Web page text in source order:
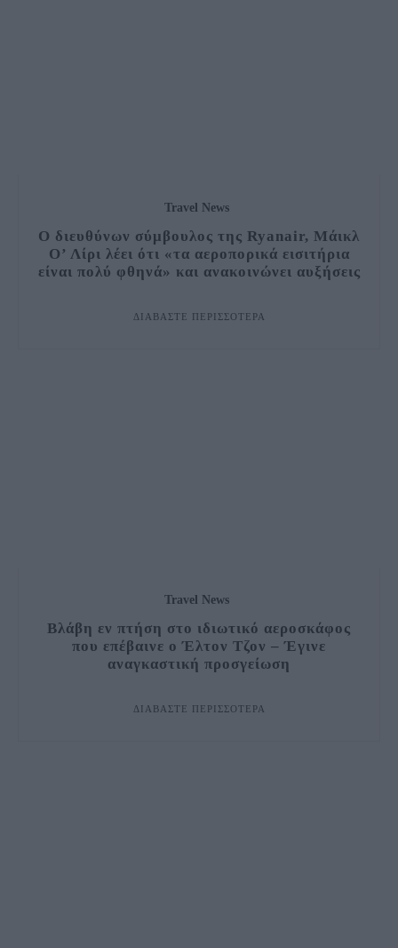
Travel News
Ο διευθύνων σύμβουλος της Ryanair, Μάικλ
Ο’ Λίρι λέει ότι «τα αεροπορικά εισιτήρια
είναι πολύ φθηνά» και ανακοινώνει αυξήσεις
ΔΙΑΒΆΣΤΕ ΠΕΡΙΣΣΌΤΕΡΑ
Travel News
Βλάβη εν πτήση στο ιδιωτικό αεροσκάφος
που επέβαινε ο Έλτον Τζον – Έγινε
αναγκαστική προσγείωση
ΔΙΑΒΆΣΤΕ ΠΕΡΙΣΣΌΤΕΡΑ